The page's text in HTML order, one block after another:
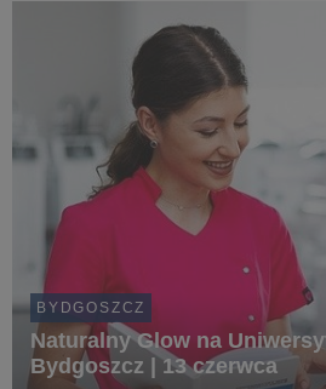
Związkowcy alarmują, że planowane
BYDGOSZCZ
Naturalny Glow na
Bydgoszcz | 13 czerwca